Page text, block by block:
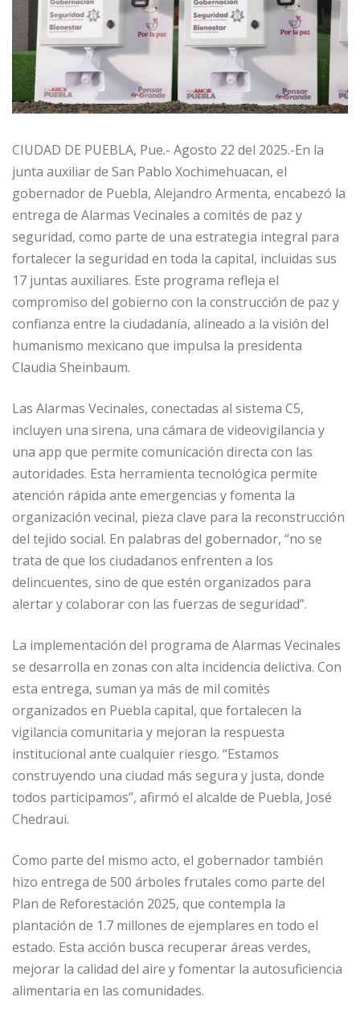
CIUDAD DE PUEBLA, Pue.- Agosto 22 del 2025.-En la
junta auxiliar de San Pablo Xochimehuacan, el
gobernador de Puebla, Alejandro Armenta, encabezó la
entrega de Alarmas Vecinales a comités de paz y
seguridad, como parte de una estrategia integral para
fortalecer la seguridad en toda la capital, incluidas sus
17 juntas auxiliares. Este programa refleja el
compromiso del gobierno con la construcción de paz y
confianza entre la ciudadanía, alineado a la visión del
humanismo mexicano que impulsa la presidenta
Claudia Sheinbaum.
Las Alarmas Vecinales, conectadas al sistema C5,
incluyen una sirena, una cámara de videovigilancia y
una app que permite comunicación directa con las
autoridades. Esta herramienta tecnológica permite
atención rápida ante emergencias y fomenta la
organización vecinal, pieza clave para la reconstrucción
del tejido social. En palabras del gobernador, “no se
trata de que los ciudadanos enfrenten a los
delincuentes, sino de que estén organizados para
alertar y colaborar con las fuerzas de seguridad”.
La implementación del programa de Alarmas Vecinales
se desarrolla en zonas con alta incidencia delictiva. Con
esta entrega, suman ya más de mil comités
organizados en Puebla capital, que fortalecen la
vigilancia comunitaria y mejoran la respuesta
institucional ante cualquier riesgo. “Estamos
construyendo una ciudad más segura y justa, donde
todos participamos”, afirmó el alcalde de Puebla, José
Chedraui.
Como parte del mismo acto, el gobernador también
hizo entrega de 500 árboles frutales como parte del
Plan de Reforestación 2025, que contempla la
plantación de 1.7 millones de ejemplares en todo el
estado. Esta acción busca recuperar áreas verdes,
mejorar la calidad del aire y fomentar la autosuficiencia
alimentaria en las comunidades.